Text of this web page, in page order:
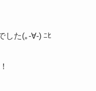
した(｡-∀-) ﾆﾋ